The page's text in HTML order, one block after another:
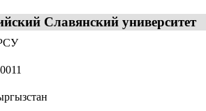
Славянский университет